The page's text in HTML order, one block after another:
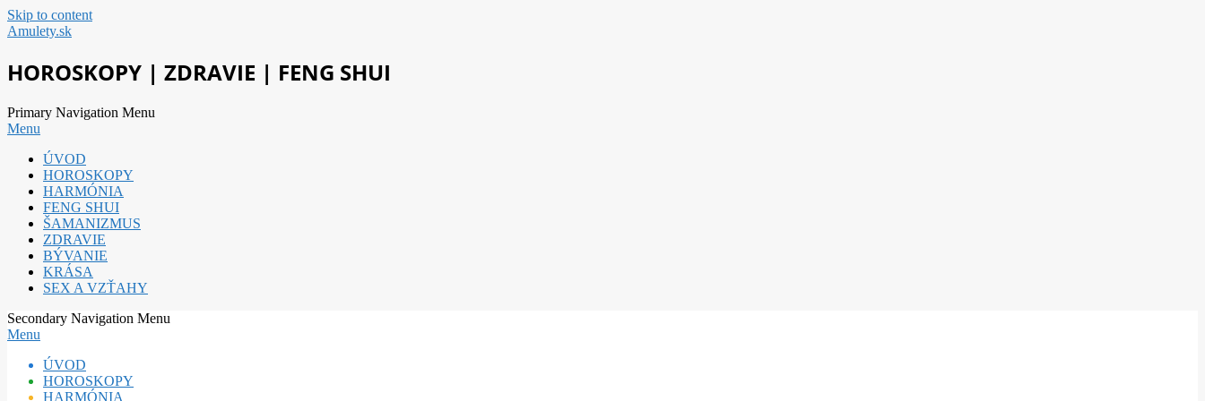
Skip to content
Amulety.sk
HOROSKOPY | ZDRAVIE | FENG SHUI
Primary Navigation Menu
Menu
ÚVOD
HOROSKOPY
HARMÓNIA
FENG SHUI
ŠAMANIZMUS
ZDRAVIE
BÝVANIE
KRÁSA
SEX A VZŤAHY
Secondary Navigation Menu
Menu
ÚVOD
HOROSKOPY
HARMÓNIA